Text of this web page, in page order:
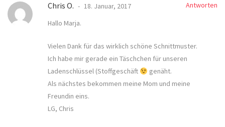
Chris O. 18. Januar, 2017
Antworten
Hallo Marja.
Vielen Dank für das wirklich schöne Schnittmuster.
Ich habe mir gerade ein Täschchen für unseren
Ladenschlüssel (Stoffgeschäft
genäht.
Als nächstes bekommen meine Mom und meine
Freundin eins.
LG, Chris